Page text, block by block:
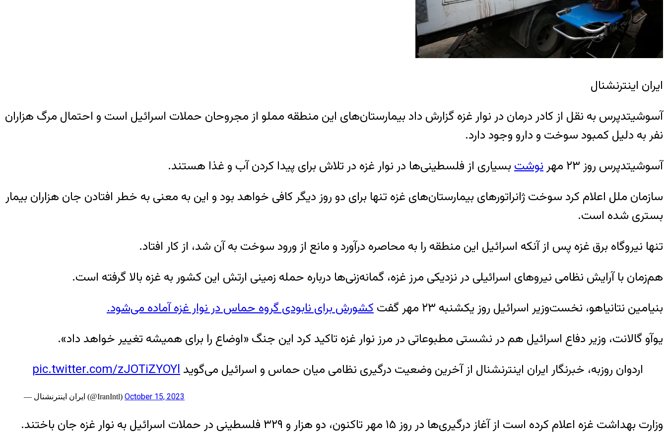
ایران اینترنشنال
آسوشیتدپرس به نقل از کادر درمان در نوار غزه گزارش داد بیمارستان‌های این منطقه مملو از مجروحان حملات اسرائیل است و احتمال مرگ هزاران
نفر به دلیل کمبود سوخت و دارو وجود دارد.
آسوشیتدپرس روز ۲۳ مهر
نوشتبسیاری از فلسطینی‌ها در نوار غزه در تلاش برای پیدا کردن آب و غذا هستند.
سازمان ملل اعلام کرد سوخت ژانراتورهای بیمارستان‌های غزه تنها برای دو روز دیگر کافی خواهد بود و این به معنی به خطر افتادن جان هزاران بیمار
بستری شده است.
تنها نیروگاه برق غزه پس از آنکه اسرائیل این منطقه را به محاصره درآورد و مانع از ورود سوخت به آن شد، از کار افتاد.
هم‌زمان با آرایش نظامی نیروهای اسرائیلی در نزدیکی مرز غزه، گمانه‌زنی‌ها درباره حمله زمینی ارتش این کشور به غزه بالا گرفته است.
بنیامین نتانیاهو، نخست‌وزیر اسرائیل روز یکشنبه ۲۳ مهر گفت
کشورش برای نابودی گروه حماس در نوار غزه آماده می‌شود.
یوآو گالانت، وزیر دفاع اسرائیل هم در نشستی مطبوعاتی در مرز نوار غزه تاکید کرد این جنگ «اوضاع را برای همیشه تغییر خواهد داد».
اردوان روزبه، خبرنگار ایران اینترنشنال از آخرین وضعیت درگیری نظامی میان حماس و اسرائیل می‌گویدpic.twitter.com/zJOTiZYOYl
— ايران اينترنشنال (@IranIntl) October 15, 2023
وزارت بهداشت غزه اعلام کرده است از آغاز درگیری‌ها در روز ۱۵ مهر تاکنون، دو هزار و ۳۲۹ فلسطینی در حملات اسرائیل به نوار غزه جان باختند.